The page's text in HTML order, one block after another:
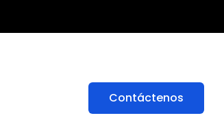
Contáctenos